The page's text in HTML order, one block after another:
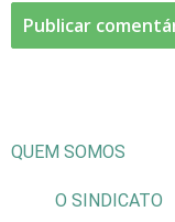
QUEM SOMOS
O SINDICATO